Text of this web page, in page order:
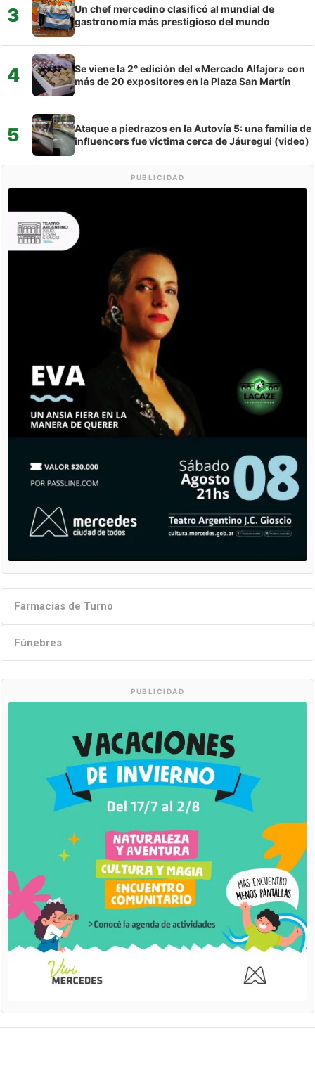
3
Un chef mercedino clasificó al mundial de
gastronomía más prestigioso del mundo
4
Se viene la 2° edición del «Mercado Alfajor» con
más de 20 expositores en la Plaza San Martín
5
Ataque a piedrazos en la Autovía 5: una familia de
influencers fue víctima cerca de Jáuregui (video)
PUBLICIDAD
Farmacias de Turno
Fúnebres
PUBLICIDAD